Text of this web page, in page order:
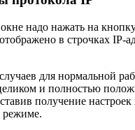
надо нажать на
в строчках IP-
для нормальной
и полностью
получение
режиме.